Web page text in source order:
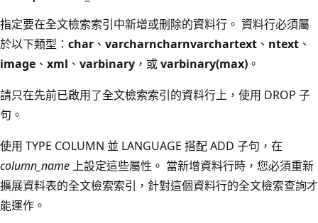
指定要在全文檢索索引中新增或刪除的資料行。 資料行必須屬
於以下類型： char 、 varcharncharnvarchartext 、 ntext 、
image 、 xml 、 varbinary ，或varbinary(max) 。
請只在先前已啟用了全文檢索索引的資料行上，使用 DROP 子
句。
使用 TYPE COLUMN 並 LANGUAGE 搭配 ADD 子句，在
column_name 上設定這些屬性。 當新增資料行時，您必須重新
擴展資料表的全文檢索索引，針對這個資料行的全文檢索查詢才
能運作。